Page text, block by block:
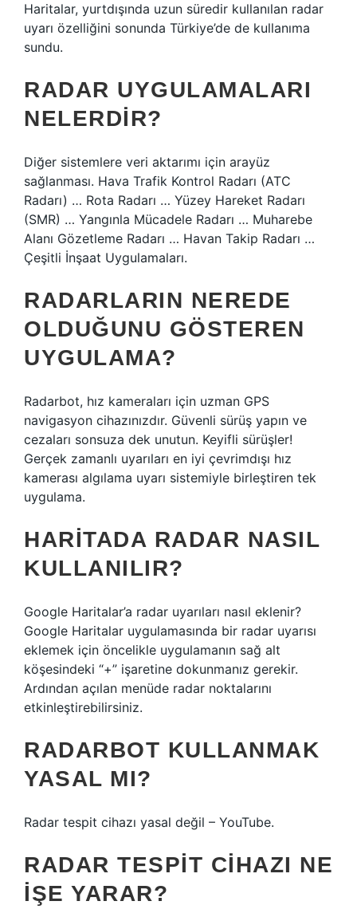
Haritalar, yurtdışında uzun süredir kullanılan radar
uyarı özelliğini sonunda Türkiye’de de kullanıma
sundu.
RADAR UYGULAMALARI
NELERDIR?
Diğer sistemlere veri aktarımı için arayüz
sağlanması. Hava Trafik Kontrol Radarı (ATC
Radarı) … Rota Radarı … Yüzey Hareket Radarı
(SMR) … Yangınla Mücadele Radarı … Muharebe
Alanı Gözetleme Radarı … Havan Takip Radarı …
Çeşitli İnşaat Uygulamaları.
RADARLARIN NEREDE
OLDUĞUNU GÖSTEREN
UYGULAMA?
Radarbot, hız kameraları için uzman GPS
navigasyon cihazınızdır. Güvenli sürüş yapın ve
cezaları sonsuza dek unutun. Keyifli sürüşler!
Gerçek zamanlı uyarıları en iyi çevrimdışı hız
kamerası algılama uyarı sistemiyle birleştiren tek
uygulama.
HARITADA RADAR NASIL
KULLANILIR?
Google Haritalar’a radar uyarıları nasıl eklenir?
Google Haritalar uygulamasında bir radar uyarısı
eklemek için öncelikle uygulamanın sağ alt
köşesindeki “+” işaretine dokunmanız gerekir.
Ardından açılan menüde radar noktalarını
etkinleştirebilirsiniz.
RADARBOT KULLANMAK
YASAL MI?
Radar tespit cihazı yasal değil – YouTube.
RADAR TESPIT CIHAZI NE
IŞE YARAR?